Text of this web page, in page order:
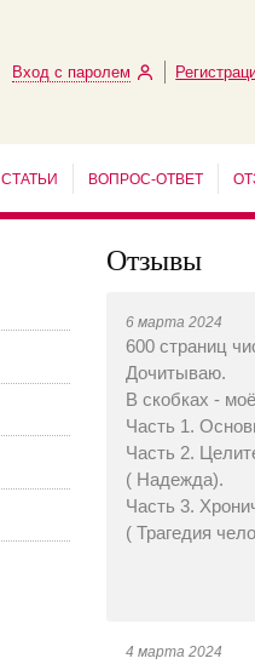
Вход с паролем
СТАТЬИ ВОПРОС-ОТВЕТ
Отзывы
6 марта 2024
600 страниц
Дочитываю.
В скобках -
Часть 1.
Часть 2.
( Надежда).
Часть 3.
( Трагедия
4 марта 2024